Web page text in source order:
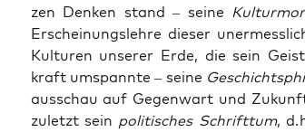
zen Den­ken stand – sei­ne
Erschei­nungs­leh­re die­ser
Kul­tu­ren unse­rer Erde, die sein
kraft umspann­te – sei­ne Ge
aus­schau auf Gegen­wart und
zuletzt sein poli­ti­sches Schrift­tum, d.